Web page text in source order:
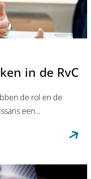
in de RvC
de rol en de
een…